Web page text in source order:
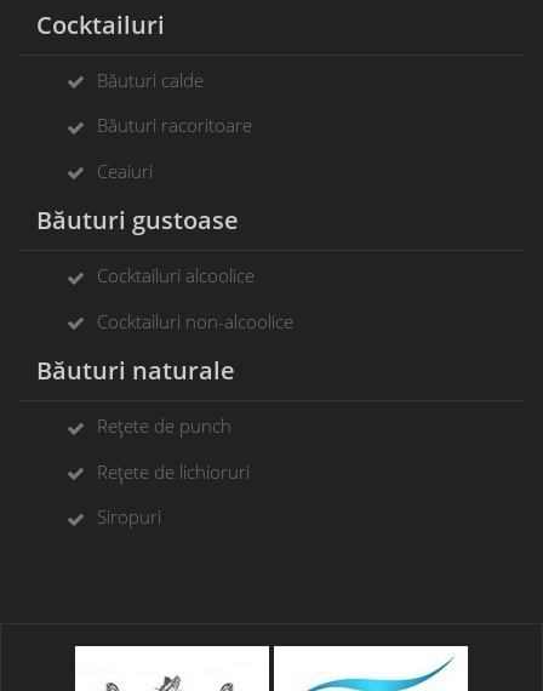
Cocktailuri
Băuturi calde
Băuturi racoritoare
Ceaiuri
Băuturi gustoase
Cocktailuri alcoolice
Cocktailuri non-alcoolice
Băuturi naturale
Rețete de punch
Rețete de lichioruri
Siropuri